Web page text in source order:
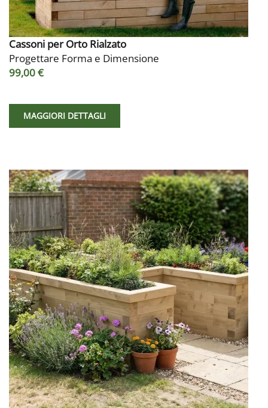
Cassoni per Orto Rialzato
Progettare Forma e Dimensione
99,00 €
MAGGIORI DETTAGLI